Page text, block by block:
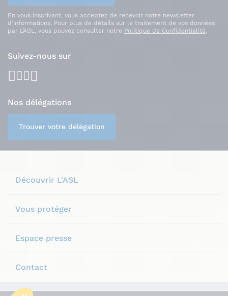
En vous inscrivant, vous acceptez de recevoir notre newsletter
d’informations. Pour plus de détails sur le traitement de vos données
par L’ASL, vous pouvez consulter notre Politique de Confidentialité
Suivez-nous sur
facebook
instagram
linkedin
Nos délégations
Trouver votre délégation
Découvrir L'ASL
Vous protéger
Espace presse
Contact